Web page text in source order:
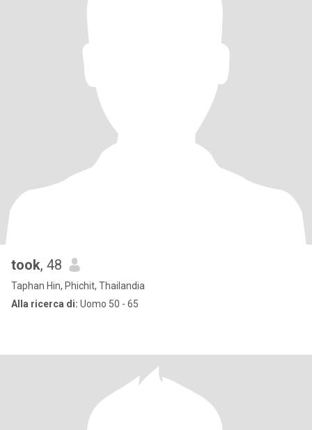
took, 48
Taphan Hin, Phichit, Thailandia
Alla ricerca di: Uomo 50 - 65